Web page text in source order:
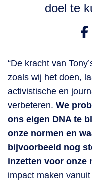
doel te
“De kracht van
zoals wij het doen,
activistische en
verbeteren. We
ons eigen DNA te
onze normen en
bijvoorbeeld nog
inzetten voor onze
impact maken